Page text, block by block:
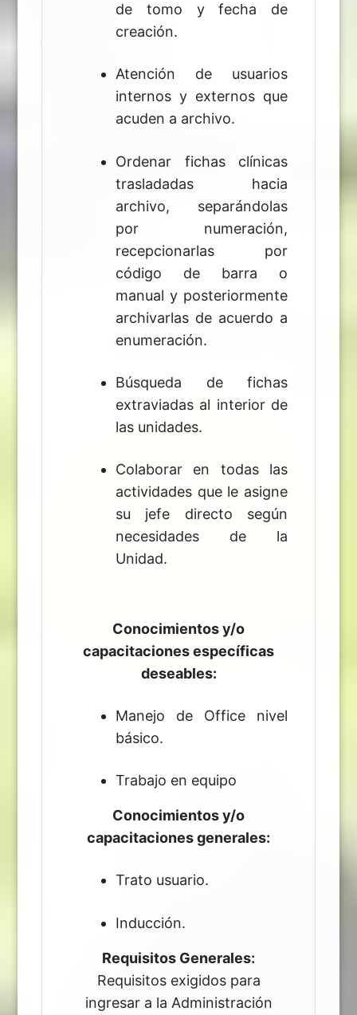
de tomo y fecha de
creación.
Atención de usuarios
internos y externos que
acuden a archivo.
Ordenar fichas clínicas
trasladadas hacia
archivo, separándolas
por numeración,
recepcionarlas por
código de barra o
manual y posteriormente
archivarlas de acuerdo a
enumeración.
Búsqueda de fichas
extraviadas al interior de
las unidades.
Colaborar en todas las
actividades que le asigne
su jefe directo según
necesidades de la
Unidad.
Conocimientos y/o
capacitaciones específicas
deseables:
Manejo de Office nivel
básico.
Trabajo en equipo
Conocimientos y/o
capacitaciones generales:
Trato usuario.
Inducción.
Requisitos Generales:
Requisitos exigidos para
ingresar a la Administración